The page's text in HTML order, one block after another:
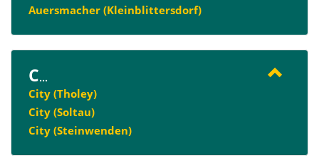
Auersmacher (Kleinblittersdorf)
C...
City (Tholey)
City (Soltau)
City (Steinwenden)